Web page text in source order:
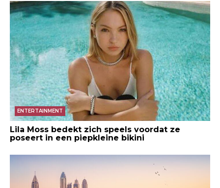
ENTERTAINMENT
Lila Moss bedekt zich speels voordat ze
poseert in een piepkleine bikini